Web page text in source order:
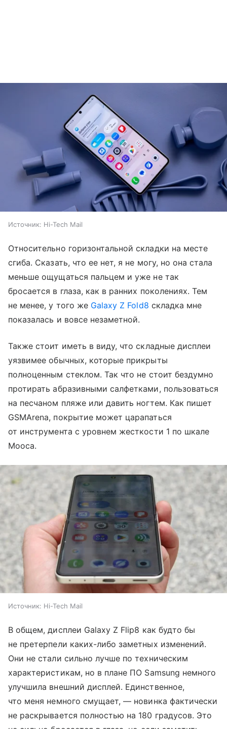
Источник: Hi-Tech Mail
Относительно горизонтальной складки на месте
сгиба. Сказать, что ее нет, я не могу, но она стала
меньше ощущаться пальцем и уже не так
бросается в глаза, как в ранних поколениях. Тем
не менее, у того же Galaxy Z Fold8 складка мне
показалась и вовсе незаметной.
Также стоит иметь в виду, что складные дисплеи
уязвимее обычных, которые прикрыты
полноценным стеклом. Так что не стоит бездумно
протирать абразивными салфетками, пользоваться
на песчаном пляже или давить ногтем. Как пишет
GSMArena, покрытие может царапаться
от инструмента с уровнем жесткости 1 по шкале
Мооса.
Источник: Hi-Tech Mail
В общем, дисплеи Galaxy Z Flip8 как будто бы
не претерпели каких-либо заметных изменений.
Они не стали сильно лучше по техническим
характеристикам, но в плане ПО Samsung немного
улучшила внешний дисплей. Единственное,
что меня немного смущает, — новинка фактически
не раскрывается полностью на 180 градусов. Это